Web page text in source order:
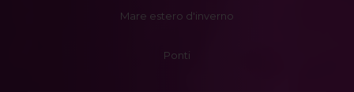
Mare estero d'inverno
Ponti